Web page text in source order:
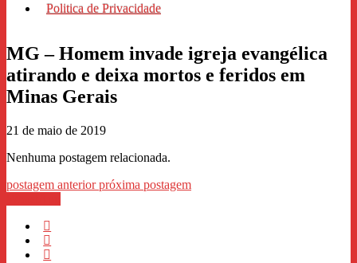
Politica de Privacidade
MG – Homem invade igreja evangélica
atirando e deixa mortos e feridos em
Minas Gerais
21 de maio de 2019
Nenhuma postagem relacionada.
postagem anteriorpróxima postagem